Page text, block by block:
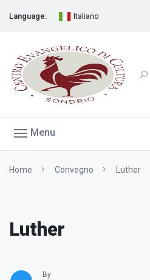
Language: Italiano
Menu
Home Convegno Luther
Luther
By